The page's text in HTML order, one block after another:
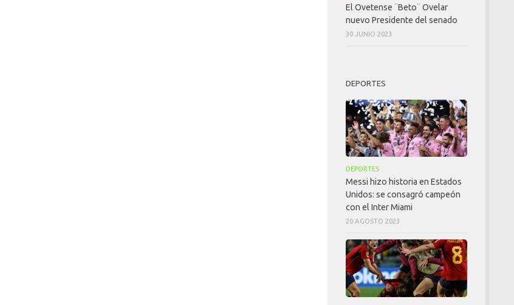
El Ovetense ¨Beto¨ Ovelar
nuevo Presidente del senado
30 JUNIO 2023
DEPORTES
DEPORTES
Messi hizo historia en Estados
Unidos: se consagró campeón
con el Inter Miami
20 AGOSTO 2023